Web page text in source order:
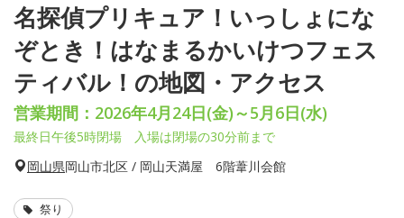
名探偵プリキュア！いっしょにな
ぞとき！はなまるかいけつフェス
ティバル！の地図・アクセス
営業期間：2026年4月24日(金)～5月6日(水)
最終日午後5時閉場 入場は閉場の30分前まで
岡山県岡山市北区 / 岡山天満屋 6階葦川会館
祭り